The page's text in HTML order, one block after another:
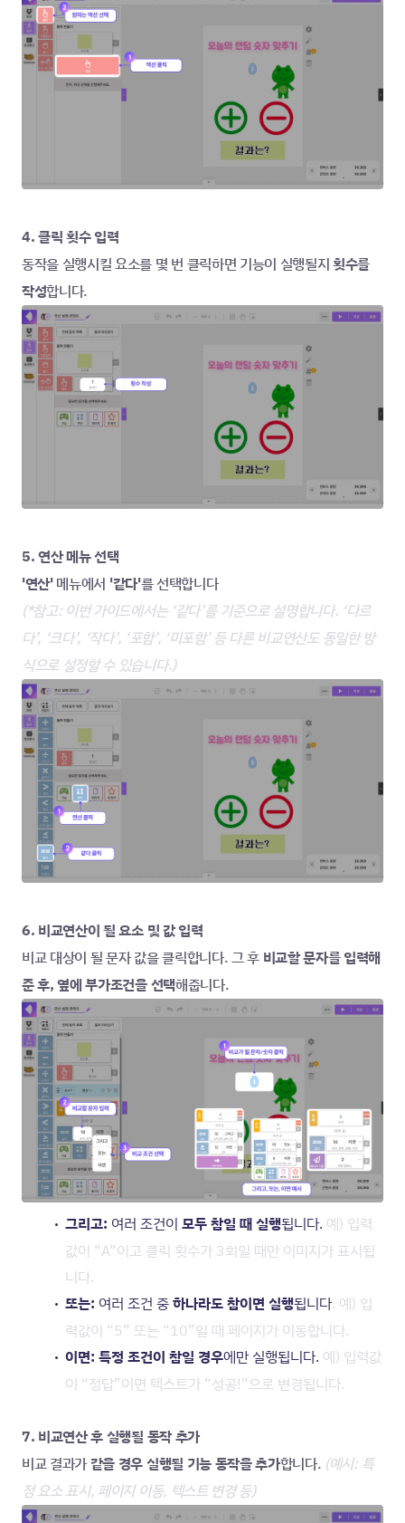
4. 클릭 횟수 입력
동작을 실행시킬 요소를 몇 번 클릭하면 기능이 실행될지 횟수를
작성합니다.
5. 연산 메뉴 선택
'연산' 메뉴에서 '같다'를 선택합니다
(*참고: 이번 가이드에서는 ‘같다’를 기준으로 설명합니다. ‘다르
다’, ‘크다’, ‘작다’, ‘포함’, ‘미포함’ 등 다른 비교연산도 동일한 방
식으로 설정할 수 있습니다.)
6. 비교연산이 될 요소 및 값 입력
비교 대상이 될 문자 값을 클릭합니다. 그 후 비교할 문자를 입력해
준 후, 옆에 부가조건을 선택해줍니다.
그리고: 여러 조건이 모두 참일 때 실행됩니다. 예) 입력
값이 “A”이고 클릭 횟수가 3회일 때만 이미지가 표시됩
니다.
또는: 여러 조건 중 하나라도 참이면 실행됩니다. 예) 입
력값이 “5” 또는 “10”일 때 페이지가 이동합니다.
이면: 특정 조건이 참일 경우에만 실행됩니다. 예) 입력값
이 “정답”이면 텍스트가 “성공!”으로 변경됩니다.
7. 비교연산 후 실행될 동작 추가
비교 결과가 같을 경우 실행될 기능 동작을 추가합니다. (예시: 특
정 요소 표시, 페이지 이동, 텍스트 변경 등)